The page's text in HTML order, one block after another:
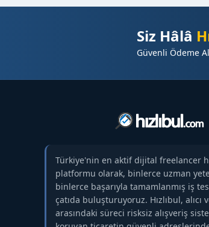
Siz Hâlâ
Güvenli Ödeme
Türkiye'nin en aktif dijital freelancer
platformu olarak, binlerce uzman
binlerce başarıyla tamamlanmış iş
çatıda buluşturuyoruz. Hızlıbul, alıcı
arasındaki süreci risksiz alışveriş